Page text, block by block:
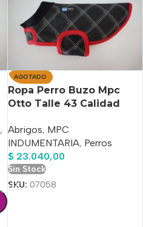
,
AGOTADO
Ropa Perro Buzo Mpc
Otto Talle 43 Calidad
Abrigos, MPC
INDUMENTARIA, Perros
$ 23.040,00
Sin Stock
SKU: 07058